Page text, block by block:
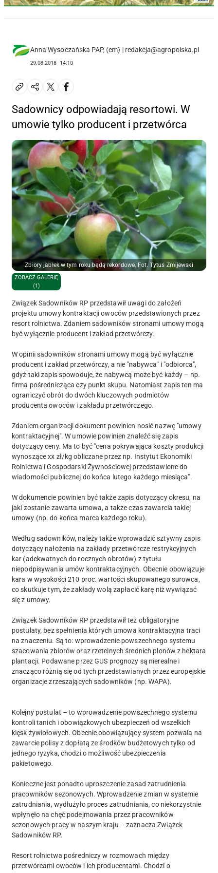
Anna Wysoczańska PAP, (em) | redakcja@agropolska.pl
29.08.2018 14:10
Sadownicy odpowiadają resortowi. W
umowie tylko producent i przetwórca
Zbiory jabłek w tym roku będą rekordowe. Fot. Tytus Żmijewski
ZOBACZ GALERIĘ
(1)
Związek Sadowników RP przedstawił uwagi do założeń
projektu umowy kontraktacji owoców przedstawionych przez
resort rolnictwa. Zdaniem sadowników stronami umowy mogą
być wyłącznie producent i zakład przetwórczy.
W opinii sadowników stronami umowy mogą być wyłącznie
producent i zakład przetwórczy, a nie "nabywca" i "odbiorca",
gdyż taki zapis spowoduje, że nabywcą może być każdy – np.
firma pośrednicząca czy punkt skupu. Natomiast zapis ten ma
ograniczyć obrót do dwóch kluczowych podmiotów
producenta owoców i zakładu przetwórczego.
Zdaniem organizacji dokument powinien nosić nazwę "umowy
kontraktacyjnej". W umowie powinien znaleźć się zapis
dotyczący ceny. Ma to być "cena pokrywająca koszty produkcji
wynoszące xx zł/kg obliczane przez np. Instytut Ekonomiki
Rolnictwa i Gospodarski Żywnościowej przedstawione do
wiadomości publicznej do końca lutego każdego miesiąca".
W dokumencie powinien być także zapis dotyczący okresu, na
jaki zostanie zawarta umowa, a także czas zawarcia takiej
umowy (np. do końca marca każdego roku).
Według sadowników, należy także wprowadzić sztywny zapis
dotyczący nałożenia na zakłady przetwórcze restrykcyjnych
kar (adekwatnych do rocznych obrotów) z tytułu
niepodpisywania umów kontraktacyjnych. Obecnie obowiązuje
kara w wysokości 210 proc. wartości skupowanego surowca,
co skutkuje tym, że zakłady wolą zapłacić karę niż wywiązać
się z umowy.
Związek Sadowników RP przedstawił też obligatoryjne
postulaty, bez spełnienia których umowa kontraktacyjna traci
na znaczeniu. Są to: wprowadzenie powszechnego systemu
szacowania zbiorów oraz rzetelnych średnich plonów z hektara
plantacji. Podawane przez GUS prognozy są nierealne i
znacząco różnią się od tych przedstawianych przez europejskie
organizacje zrzeszających sadowników (np. WAPA).
Kolejny postulat – to wprowadzenie powszechnego systemu
kontroli tanich i obowiązkowych ubezpieczeń od wszelkich
klęsk żywiołowych. Obecnie obowiązujący system pozwala na
zawarcie polisy z dopłatą ze środków budżetowych tylko od
jednego ryzyka, chodzi o możliwość ubezpieczenia
pakietowego.
Konieczne jest ponadto uproszczenie zasad zatrudnienia
pracowników sezonowych. Wprowadzenie zmian w systemie
zatrudniania, wydłużyło proces zatrudniania, co niekorzystnie
wpłynęło na chęć podejmowania przez pracowników
sezonowych pracy w naszym kraju – zaznacza Związek
Sadowników RP.
Resort rolnictwa pośredniczy w rozmowach między
przetwórcami owoców i ich producentami. Chodzi o